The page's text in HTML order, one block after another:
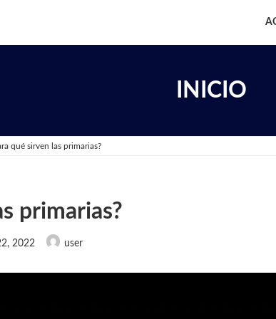
INICIO
qué sirven las primarias?
primarias?
2022 user